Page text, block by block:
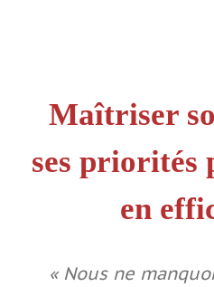
Maîtriser
ses priorités
en
« Nous ne